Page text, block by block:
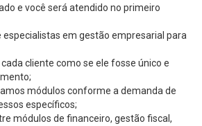
e você será atendido no primeiro
especialistas em gestão empresarial para
cliente como se ele fosse único e
módulos conforme a demanda de
específicos;
módulos de financeiro, gestão fiscal,